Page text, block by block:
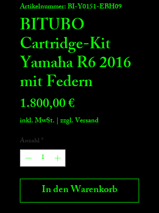
Artikelnummer: BI-Y0151-EBH09
BITUBO
Cartridge-Kit
Yamaha R6 2016
mit Federn
1.800,00 €Preis
inkl. MwSt. | zzgl. Versand
Anzahl*
In den Warenkorb